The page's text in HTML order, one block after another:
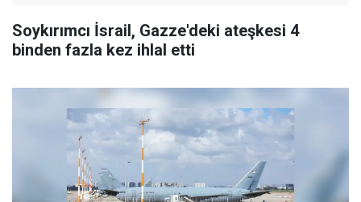
Soykırımcı İsrail, Gazze'deki ateşkesi 4
binden fazla kez ihlal etti